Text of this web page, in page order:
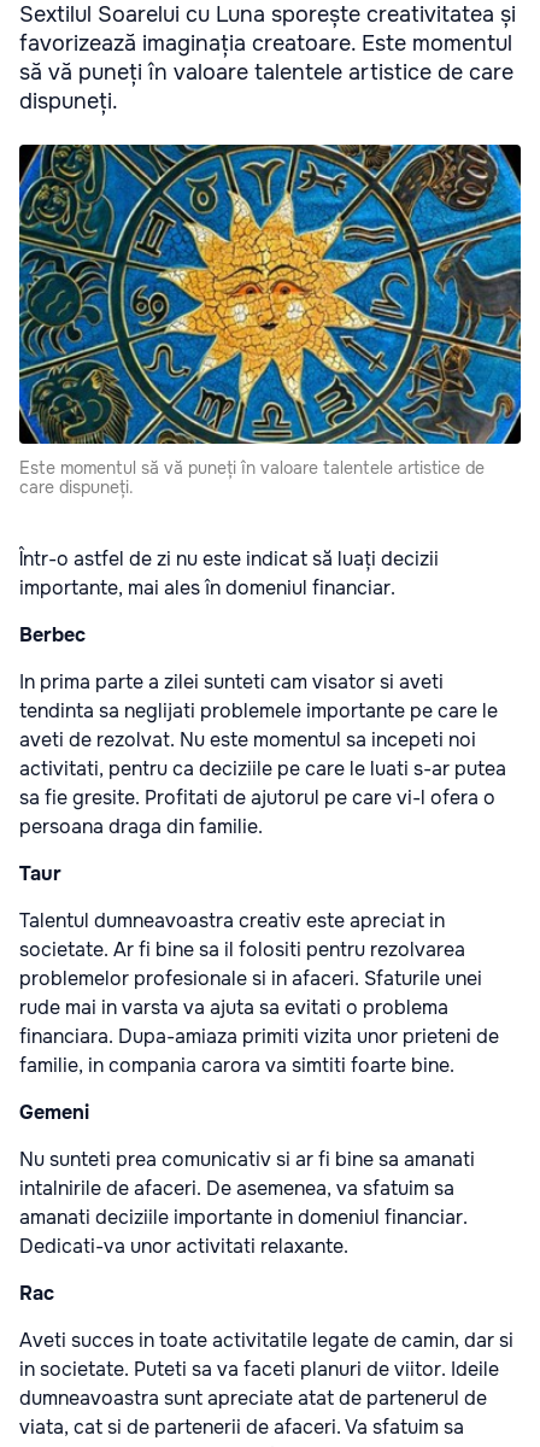
Sextilul Soarelui cu Luna sporește creativitatea și
favorizează imaginația creatoare. Este momentul
să vă puneți în valoare talentele artistice de care
dispuneți.
Este momentul să vă puneți în valoare talentele artistice de
care dispuneți.
Într-o astfel de zi nu este indicat să luați decizii
importante, mai ales în domeniul financiar.
Berbec
In prima parte a zilei sunteti cam visator si aveti
tendinta sa neglijati problemele importante pe care le
aveti de rezolvat. Nu este momentul sa incepeti noi
activitati, pentru ca deciziile pe care le luati s-ar putea
sa fie gresite. Profitati de ajutorul pe care vi-l ofera o
persoana draga din familie.
Taur
Talentul dumneavoastra creativ este apreciat in
societate. Ar fi bine sa il folositi pentru rezolvarea
problemelor profesionale si in afaceri. Sfaturile unei
rude mai in varsta va ajuta sa evitati o problema
financiara. Dupa-amiaza primiti vizita unor prieteni de
familie, in compania carora va simtiti foarte bine.
Gemeni
Nu sunteti prea comunicativ si ar fi bine sa amanati
intalnirile de afaceri. De asemenea, va sfatuim sa
amanati deciziile importante in domeniul financiar.
Dedicati-va unor activitati relaxante.
Rac
Aveti succes in toate activitatile legate de camin, dar si
in societate. Puteti sa va faceti planuri de viitor. Ideile
dumneavoastra sunt apreciate atat de partenerul de
viata, cat si de partenerii de afaceri. Va sfatuim sa